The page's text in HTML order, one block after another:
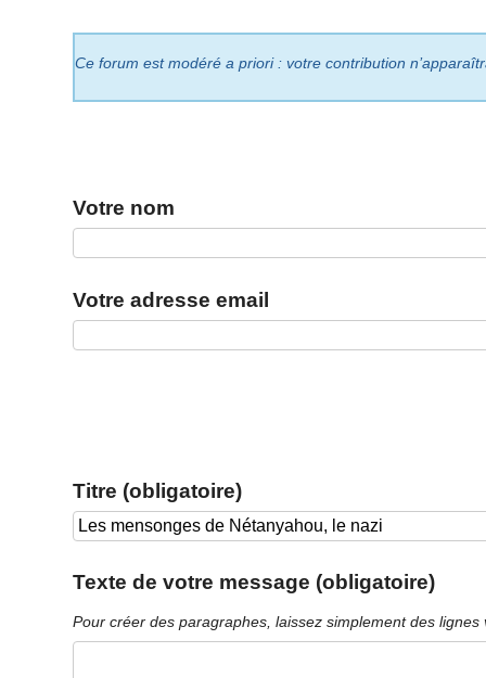
Ce forum est modéré a priori : votre contribution
Votre nom
Votre adresse email
Titre (obligatoire)
Texte de votre message (obligatoire)
Pour créer des paragraphes, laissez simplement des lignes